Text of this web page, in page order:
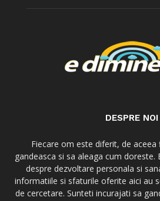
DESPRE NOI
Fiecare om este diferit, de aceea
gandeasca si sa aleaga cum doreste.
despre dezvoltare personala si
informatiile si sfaturile oferite aici au
de cercetare. Sunteti incurajati sa